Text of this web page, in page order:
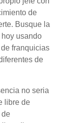
de
Busque la
usando
franquicias
de
no seria
libre de
de